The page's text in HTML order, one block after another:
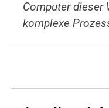
Computer dieser
komplexe